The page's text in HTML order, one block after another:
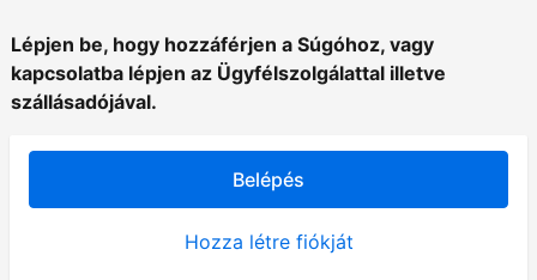
Lépjen be, hogy hozzáférjen a Súgóhoz, vagy
kapcsolatba lépjen az Ügyfélszolgálattal illetve
szállásadójával.
Belépés
Hozza létre fiókját